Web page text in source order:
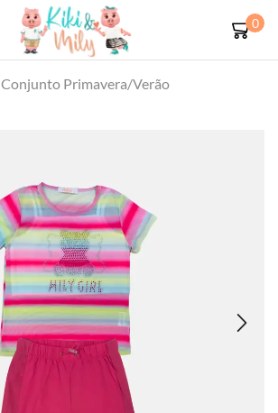
0
Conjunto Primavera/Verão